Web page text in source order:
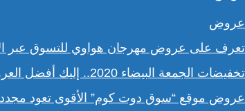
عروض
تعرف على عروض مهرجان هواوي للتسوق عبر
تخفيضات الجمعة البيضاء 2020.. إليك أفضل العروض على هواتف سامسونج
عروض موقع “سوق دوت كوم” الأقوى تعود مجدداً.. تخفيضات حتى 70%